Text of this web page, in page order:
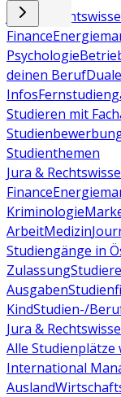
Jura &
Finance
Psychologie
deinen Beruf
Infos
Studieren mit
Studienthemen
Jura &
Finance
Kriminologie
ArbeitMedizin
Studiengänge in
Zulassung
Ausgaben
KindStudien-/
Jura &
Alle Studienplätze
International
Ausland